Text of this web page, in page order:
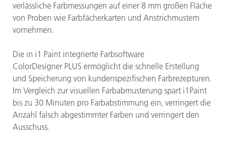
verlässliche Farbmessungen auf einer 8 mm großen Fläche
von Proben wie Farbfächerkarten und Anstrichmustern
vornehmen.
Die in i1 Paint integrierte Farbsoftware
ColorDesigner PLUS ermöglicht die schnelle Erstellung
und Speicherung von kundenspezifischen Farbrezepturen.
Im Vergleich zur visuellen Farbabmusterung spart i1Paint
bis zu 30 Minuten pro Farbabstimmung ein, verringert die
Anzahl falsch abgestimmter Farben und verringert den
Ausschuss.